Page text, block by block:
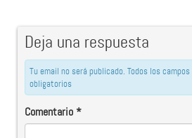
Deja una respuesta
Tu email no será publicado. Todos los
obligatorios
Comentario*